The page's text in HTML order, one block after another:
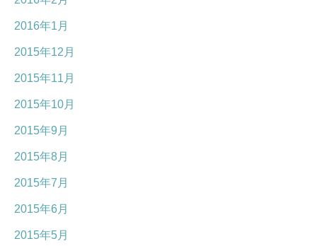
2016年1月
2015年12月
2015年11月
2015年10月
2015年9月
2015年8月
2015年7月
2015年6月
2015年5月